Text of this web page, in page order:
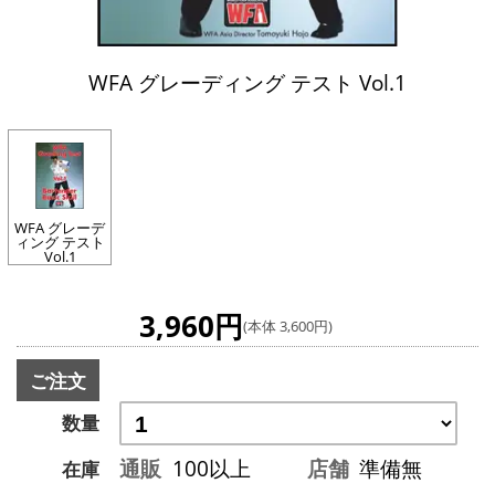
WFA グレーディング テスト Vol.1
WFA グレーデ
ィング テスト
Vol.1
3,960円(本体 3,600円)
ご注文
数量
在庫
通販 100以上 店舗 準備無